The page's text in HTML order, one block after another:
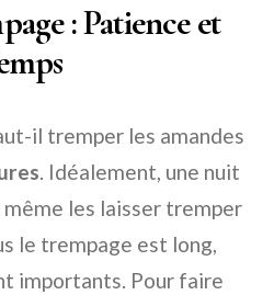
: Patience et
il tremper les amandes
. Idéalement, une nuit
les laisser tremper
le trempage est long,
importants. Pour faire